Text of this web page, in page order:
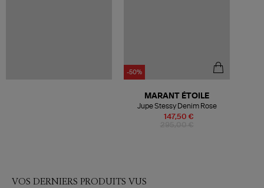
-50%
147,50 €
MARANT ÉTOILE
Jupe Stessy Denim Rose
VOS DERNIERS PRODUITS VUS